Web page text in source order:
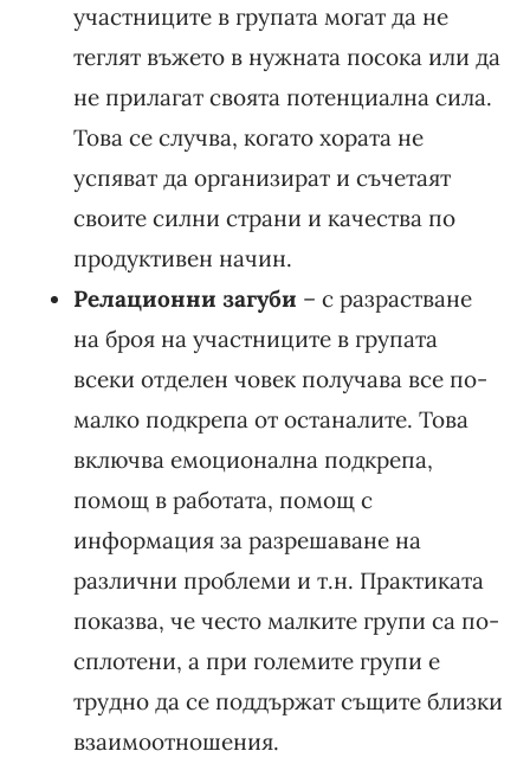
участниците в групата могат да не
теглят въжето в нужната посока или да
не прилагат своята потенциална сила.
Това се случва, когато хората не
успяват да организират и съчетаят
своите силни страни и качества по
продуктивен начин.
Релационни загуби – с разрастване
на броя на участниците в групата
всеки отделен човек получава все по-
малко подкрепа от останалите. Това
включва емоционална подкрепа,
помощ в работата, помощ с
информация за разрешаване на
различни проблеми и т.н. Практиката
показва, че често малките групи са по-
сплотени, а при големите групи е
трудно да се поддържат същите близки
взаимоотношения.